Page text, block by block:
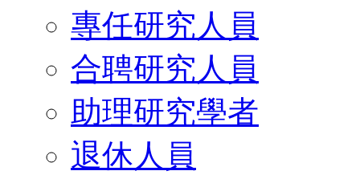
專任研究人員
合聘研究人員
助理研究學者
退休人員